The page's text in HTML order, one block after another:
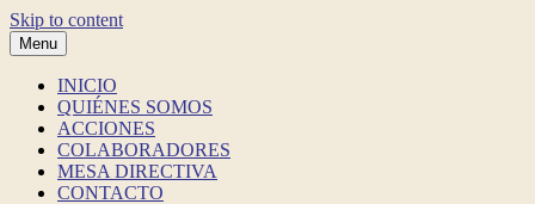
Skip to content
Ciudadanos Michoacanos en Movimiento
Ciudadanos Michoacanos en Movimiento es una Asociación Civil
Ciudadanos Michoacanos en Movimiento
Menu
INICIO
QUIÉNES SOMOS
ACCIONES
COLABORADORES
MESA DIRECTIVA
CONTACTO